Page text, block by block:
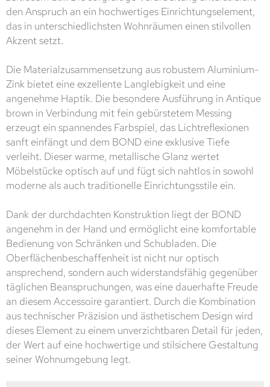
den Anspruch an ein hochwertiges Einrichtungselement,
das in unterschiedlichsten Wohnräumen einen stilvollen
Akzent setzt.
Die Materialzusammensetzung aus robustem Aluminium-
Zink bietet eine exzellente Langlebigkeit und eine
angenehme Haptik. Die besondere Ausführung in Antique
brown in Verbindung mit fein gebürstetem Messing
erzeugt ein spannendes Farbspiel, das Lichtreflexionen
sanft einfängt und dem BOND eine exklusive Tiefe
verleiht. Dieser warme, metallische Glanz wertet
Möbelstücke optisch auf und fügt sich nahtlos in sowohl
moderne als auch traditionelle Einrichtungsstile ein.
Dank der durchdachten Konstruktion liegt der BOND
angenehm in der Hand und ermöglicht eine komfortable
Bedienung von Schränken und Schubladen. Die
Oberflächenbeschaffenheit ist nicht nur optisch
ansprechend, sondern auch widerstandsfähig gegenüber
täglichen Beanspruchungen, was eine dauerhafte Freude
an diesem Accessoire garantiert. Durch die Kombination
aus technischer Präzision und ästhetischem Design wird
dieses Element zu einem unverzichtbaren Detail für jeden,
der Wert auf eine hochwertige und stilsichere Gestaltung
seiner Wohnumgebung legt.